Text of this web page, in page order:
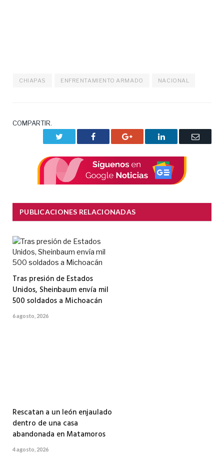
CHIAPAS ENFRENTAMIENTO ARMADO NACIONAL
COMPARTIR.
Facebook Google+ LinkedIn
Correo
PUBLICACIONES RELACIONADAS
Tras presión de Estados
Unidos, Sheinbaum envía mil
500 soldados a Michoacán
6 agosto, 2026
Rescatan a un león enjaulado
dentro de una casa
abandonada en Matamoros
4 agosto, 2026